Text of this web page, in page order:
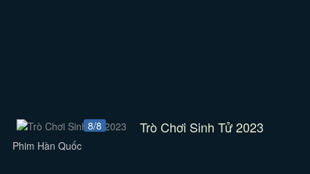
8/8 Trò Chơi Sinh Tử 2023
Phim Hàn Quốc